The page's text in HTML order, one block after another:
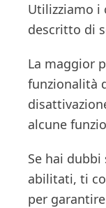
Utilizziamo i
descritto di
La maggior
funzionalità
alcune
Se hai
abilitati, ti
per